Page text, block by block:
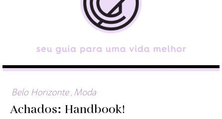
Belo Horizonte Moda
Achados: Handbook!